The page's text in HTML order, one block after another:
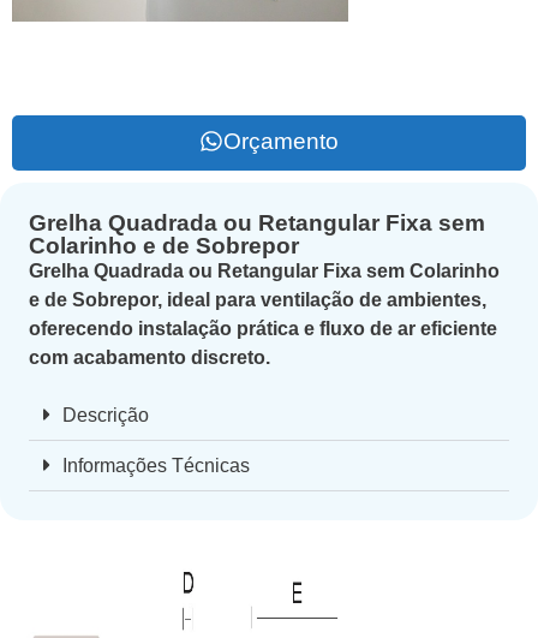
Orçamento
Grelha Quadrada ou Retangular Fixa sem
Colarinho e de Sobrepor
Grelha Quadrada ou Retangular Fixa sem Colarinho
e de Sobrepor, ideal para ventilação de ambientes,
oferecendo instalação prática e fluxo de ar eficiente
com acabamento discreto.
Descrição
Informações Técnicas